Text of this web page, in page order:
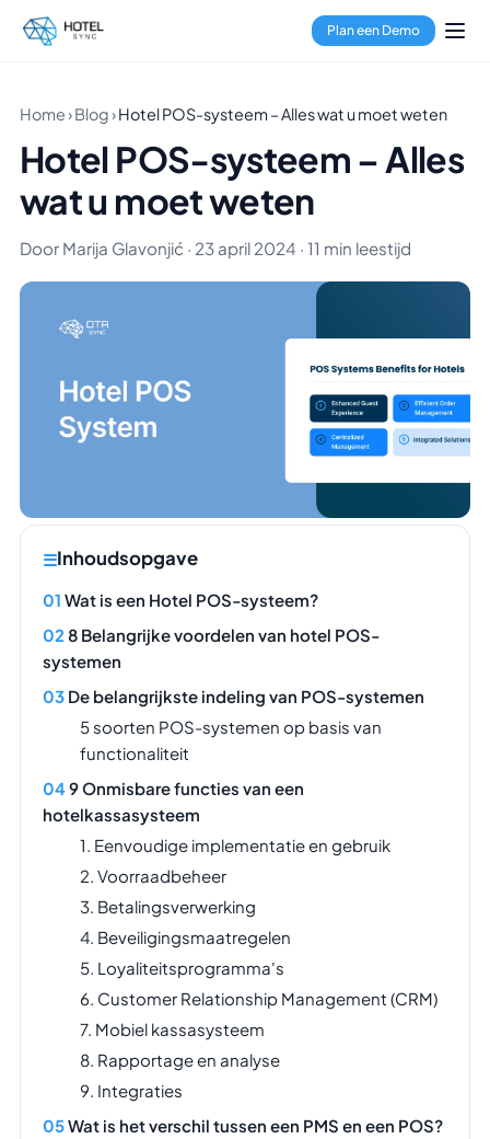
Plan een Demo
Home›Blog›Hotel POS-systeem – Alles wat u moet weten
Hotel POS-systeem – Alles
wat u moet weten
Door Marija Glavonjić · 23 april 2024 · 11 min leestijd
Inhoudsopgave
Wat is een Hotel POS-systeem?
8 Belangrijke voordelen van hotel POS-
systemen
De belangrijkste indeling van POS-systemen
5 soorten POS-systemen op basis van
functionaliteit
9 Onmisbare functies van een
hotelkassasysteem
1. Eenvoudige implementatie en gebruik
2. Voorraadbeheer
3. Betalingsverwerking
4. Beveiligingsmaatregelen
5. Loyaliteitsprogramma's
6. Customer Relationship Management (CRM)
7. Mobiel kassasysteem
8. Rapportage en analyse
9. Integraties
Wat is het verschil tussen een PMS en een POS?